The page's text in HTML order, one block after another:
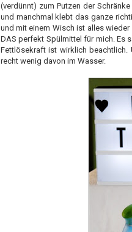
(verdünnt) zum Putzen der
und manchmal klebt das ganze
und mit einem Wisch ist alles wieder
DAS perfekt Spülmittel für mich. Es
Fettlösekraft ist wirklich beachtlich.
recht wenig davon im Wasser.